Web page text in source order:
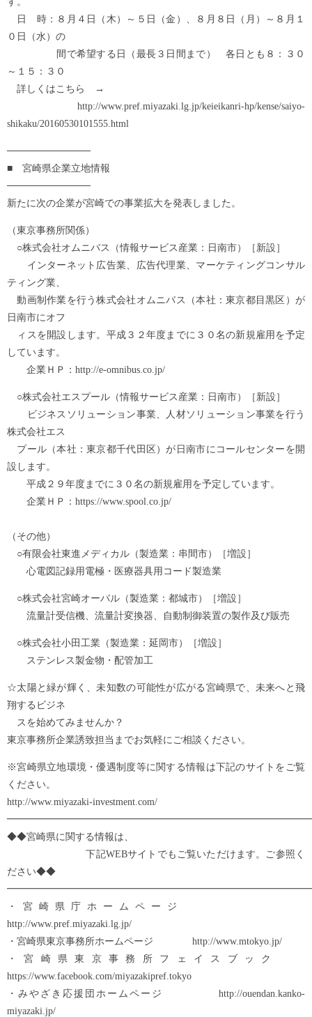
日 時：８月４日（木）～５日（金）、８月８日（月）～８月１
０日（水）の
間で希望する日（最長３日間まで） 各日とも８：３０
～１５：３０
詳しくはこちら →
http://www.pref.miyazaki.lg.jp/keieikanri-hp/kense/saiyo-
shikaku/20160530101555.html
────────────
■ 宮崎県企業立地情報
────────────
新たに次の企業が宮崎での事業拡大を発表しました。
（東京事務所関係）
○株式会社オムニバス（情報サービス産業：日南市）［新設］
インターネット広告業、広告代理業、マーケティングコンサル
ティング業、
動画制作業を行う株式会社オムニバス（本社：東京都目黒区）が
日南市にオフ
ィスを開設します。平成３２年度までに３０名の新規雇用を予定
しています。
企業ＨＰ：http://e-omnibus.co.jp/
○株式会社エスプール（情報サービス産業：日南市）［新設］
ビジネスソリューション事業、人材ソリューション事業を行う
株式会社エス
プール（本社：東京都千代田区）が日南市にコールセンターを開
設します。
平成２９年度までに３０名の新規雇用を予定しています。
企業ＨＰ：https://www.spool.co.jp/
（その他）
○有限会社東進メディカル（製造業：串間市）［増設］
心電図記録用電極・医療器具用コード製造業
○株式会社宮崎オーバル（製造業：都城市）［増設］
流量計受信機、流量計変換器、自動制御装置の製作及び販売
○株式会社小田工業（製造業：延岡市）［増設］
ステンレス製金物・配管加工
☆太陽と緑が輝く、未知数の可能性が広がる宮崎県で、未来へと飛
翔するビジネ
スを始めてみませんか？
東京事務所企業誘致担当までお気軽にご相談ください。
※宮崎県立地環境・優遇制度等に関する情報は下記のサイトをご覧
ください。
http://www.miyazaki-investment.com/
◆◆宮崎県に関する情報は、
下記WEBサイトでもご覧いただけます。ご参照く
ださい◆◆
・宮崎県庁ホームページ
http://www.pref.miyazaki.lg.jp/
・宮崎県東京事務所ホームページ http://www.mtokyo.jp/
・宮崎県東京事務所フェイスブック
https://www.facebook.com/miyazakipref.tokyo
・みやざき応援団ホームページ http://ouendan.kanko-
miyazaki.jp/